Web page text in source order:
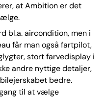
at Ambition er det
bl.a. aircondition, men i
får man også fartpilot,
stort farvedisplay i
andre nyttige detaljer,
bedre.
til at vælge